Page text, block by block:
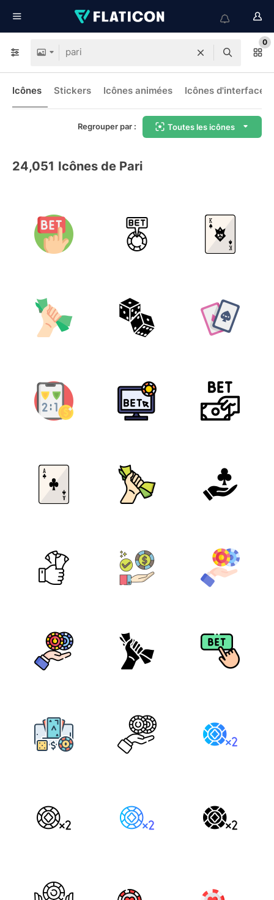
0
Icônes Stickers Icônes animées Icônes d'interface
Regrouper par : Toutes les icônes
24,051 Icônes de Pari